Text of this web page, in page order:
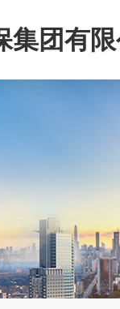
集团有